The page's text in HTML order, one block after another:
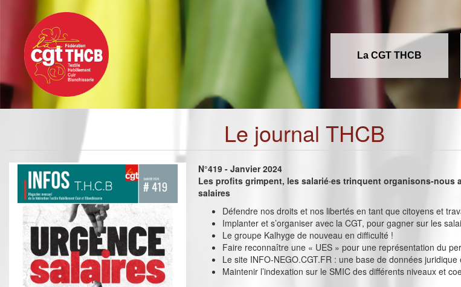
contenu
principal
La CGT THCB
Le journal THCB
N°419 - Janvier 2024
Les profits grimpent, les salarié·es trinquent organisons-nous
salaires
Défendre nos droits et nos libertés en tant que citoyens et
Implanter et s’organiser avec la CGT, pour gagner sur les
Le groupe Kalhyge de nouveau en difficulté !
Faire reconnaître une « UES » pour une représentation du
Le site INFO-NEGO.CGT.FR : une base de données
Maintenir l’indexation sur le SMIC des différents niveaux et